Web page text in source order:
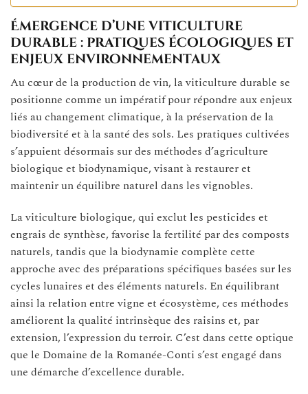
Émergence d’une viticulture
durable : pratiques écologiques et
enjeux environnementaux
Au cœur de la production de vin, la viticulture durable se
positionne comme un impératif pour répondre aux enjeux
liés au changement climatique, à la préservation de la
biodiversité et à la santé des sols. Les pratiques cultivées
s’appuient désormais sur des méthodes d’agriculture
biologique et biodynamique, visant à restaurer et
maintenir un équilibre naturel dans les vignobles.
La viticulture biologique, qui exclut les pesticides et
engrais de synthèse, favorise la fertilité par des composts
naturels, tandis que la biodynamie complète cette
approche avec des préparations spécifiques basées sur les
cycles lunaires et des éléments naturels. En équilibrant
ainsi la relation entre vigne et écosystème, ces méthodes
améliorent la qualité intrinsèque des raisins et, par
extension, l’expression du terroir. C’est dans cette optique
que le Domaine de la Romanée-Conti s’est engagé dans
une démarche d’excellence durable.